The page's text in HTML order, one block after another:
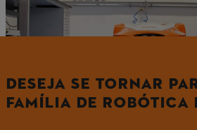
Testamos intensivamente os dispositivos robóticos da STIHL em laboratórios de teste e durante ensaios ao ar livre antes de estarem prontos para a produção em série.
DESEJA SE TORNAR
FAMÍLIA DE ROBÓTICA